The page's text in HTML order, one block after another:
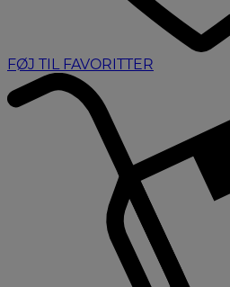
FØJ TIL FAVORITTER